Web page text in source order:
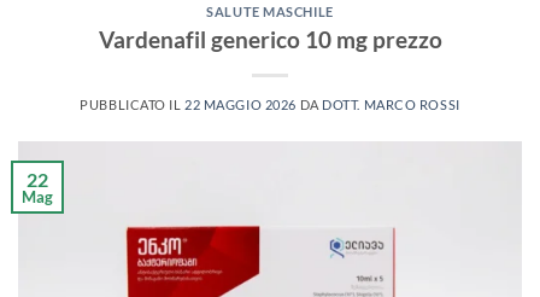
SALUTE MASCHILE
Vardenafil generico 10 mg prezzo
PUBBLICATO IL 22 MAGGIO 2026 DA DOTT. MARCO ROSSI
22
Mag